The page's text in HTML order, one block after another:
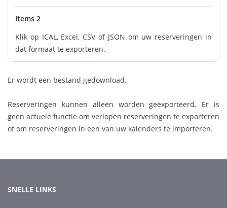
Items 2
Klik op ICAL, Excel, CSV of JSON om uw reserveringen in
dat formaat te exporteren.
Er wordt een bestand gedownload.
Reserveringen kunnen alleen worden geëxporteerd. Er is
geen actuele functie om verlopen reserveringen te exporteren
of om reserveringen in een van uw kalenders te importeren.
SNELLE LINKS